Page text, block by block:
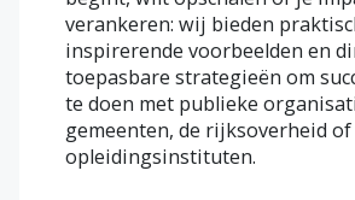
verankeren: wij bieden
inspirerende voorbeelden en
toepasbare strategieën om
te doen met publieke
gemeenten, de rijksoverheid
opleidingsinstituten.